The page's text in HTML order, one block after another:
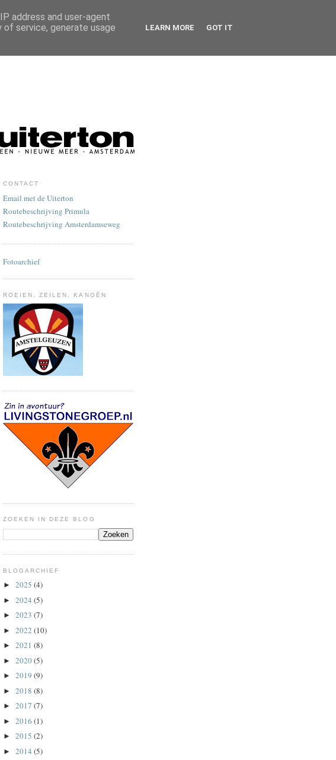
CONTACT
Email met de Uiterton
Routebeschrijving Primula
Routebeschrijving Amsterdamseweg
Fotoarchief
ROEIEN, ZEILEN, KANOËN
ZOEKEN IN DEZE BLOG
BLOGARCHIEF
► 2025 (4)
► 2024 (5)
► 2023 (7)
► 2022 (10)
► 2021 (8)
► 2020(5)
► 2019 (9)
► 2018 (8)
► 2017 (7)
► 2016 (1)
► 2015 (2)
► 2014 (5)
address and user-agent
service, generate usage
LEARN MORE GOT IT